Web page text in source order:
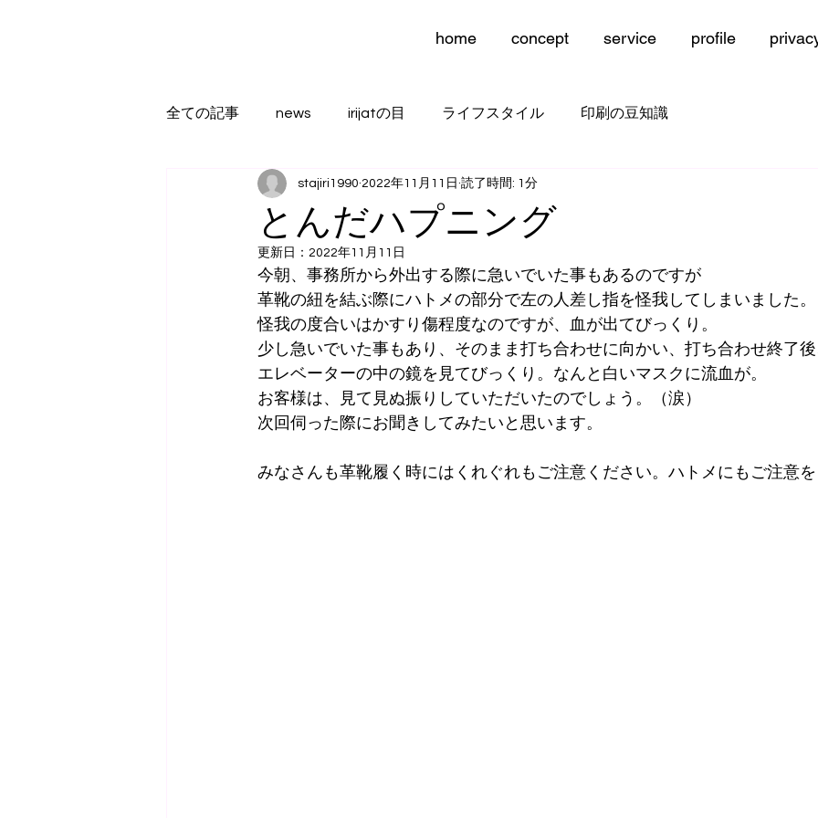
home concept service profile
全ての記事 news irijatの目 ライフスタイル 印刷の豆知識
とんだハプニング
stajiri1990 2022年11月11日 読了時間: 1分
更新日： 2022年11月11日
今朝、事務所から外出する際に急いでいた事もあるのですが
革靴の紐を結ぶ際にハトメの部分で左の人差し指を怪我してしまいました。
怪我の度合いはかすり傷程度なのですが、血が出てびっくり。
少し急いでいた事もあり、そのまま打ち合わせに向かい、打ち合わせ終了
エレベーターの中の鏡を見てびっくり。なんと白いマスクに流血が。
お客様は、見て見ぬ振りしていただいたのでしょう。（涙）
次回伺った際にお聞きしてみたいと思います。
みなさんも革靴履く時にはくれぐれもご注意ください。ハトメにもご注意